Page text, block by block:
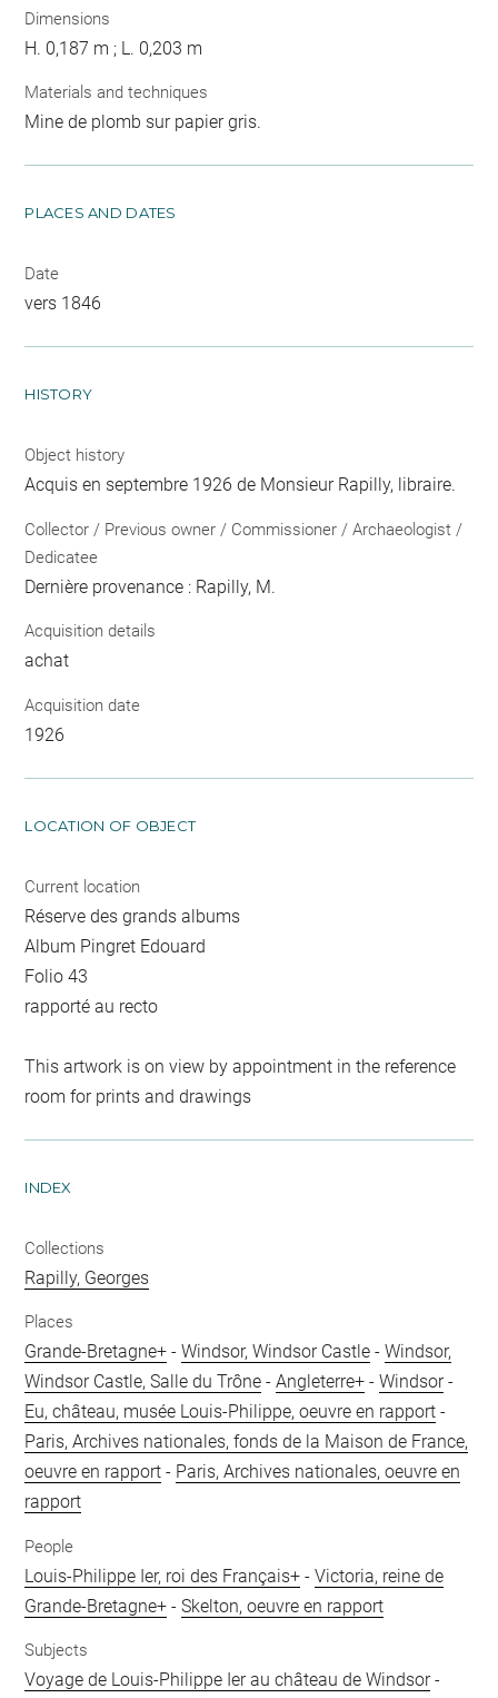
Dimensions
H. 0,187 m ; L. 0,203 m
Materials and techniques
Mine de plomb sur papier gris.
PLACES AND DATES
Date
vers 1846
HISTORY
Object history
Acquis en septembre 1926 de Monsieur Rapilly, libraire.
Collector / Previous owner / Commissioner / Archaeologist /
Dedicatee
Dernière provenance : Rapilly, M.
Acquisition details
achat
Acquisition date
1926
LOCATION OF OBJECT
Current location
Réserve des grands albums
Album Pingret Edouard
Folio 43
rapporté au recto
This artwork is on view by appointment in the reference
room for prints and drawings
INDEX
Collections
Rapilly, Georges
Places
Grande-Bretagne+ -Windsor, Windsor Castle -Windsor,
Windsor Castle, Salle du Trône -Angleterre+ -Windsor-
Eu, château, musée Louis-Philippe, oeuvre en rapport -
Paris, Archives nationales, fonds de la Maison de France,
oeuvre en rapport - Paris, Archives nationales, oeuvre en
rapport
People
Louis-Philippe Ier, roi des Français+ -Victoria, reine de
Grande-Bretagne+ -Skelton, oeuvre en rapport
Subjects
Voyage de Louis-Philippe Ier au château de Windsor-